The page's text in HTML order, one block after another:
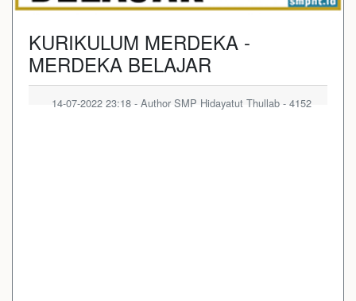
KURIKULUM MERDEKA -
MERDEKA BELAJAR
14-07-2022 23:18 - Author SMP Hidayatut Thullab - 4152